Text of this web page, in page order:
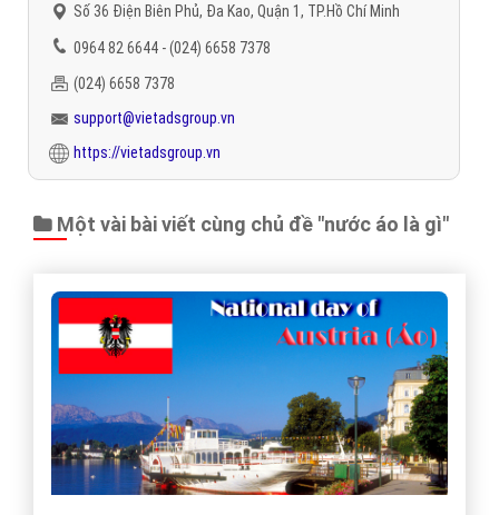
Số 36 Điện Biên Phủ, Đa Kao, Quận 1, TP.Hồ Chí Minh
0964 82 6644 - (024) 6658 7378
(024) 6658 7378
support@vietadsgroup.vn
https://vietadsgroup.vn
Một vài bài viết cùng chủ đề "nước áo là gì"